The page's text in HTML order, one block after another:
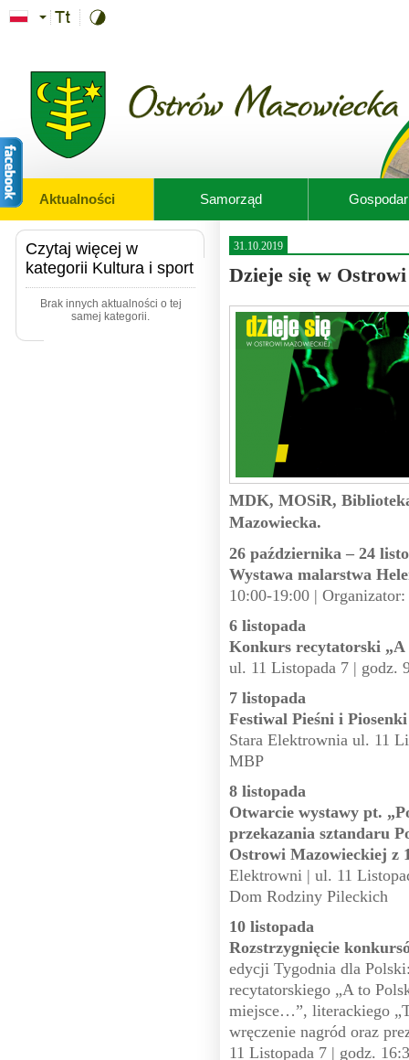
Przejdź do treści
Aktualności Samorząd
Czytaj więcej w
kategorii Kultura i sport
Brak innych aktualności o tej
samej kategorii.
31.10.2019
Dzieje się w
MDK, MOSiR,
Mazowiecka.
26 października – 24
Wystawa malarstwa
10:00-19:00 |
6 listopada
Konkurs recytatorski „A
ul. 11 Listopada 7 | godz.
7 listopada
Festiwal Pieśni i
Stara Elektrownia ul. 11
MBP
8 listopada
Otwarcie wystawy pt.
przekazania sztandaru
Ostrowi Mazowieckiej z
Elektrowni | ul. 11
Dom Rodziny Pileckich
10 listopada
Rozstrzygnięcie
edycji Tygodnia dla
recytatorskiego „A to
miejsce…”, literackiego
wręczenie nagród oraz
11 Listopada 7 | godz.